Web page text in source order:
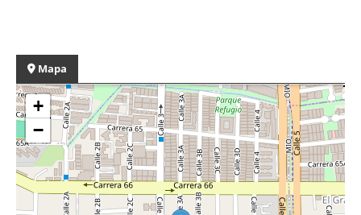
Mapa
+
−